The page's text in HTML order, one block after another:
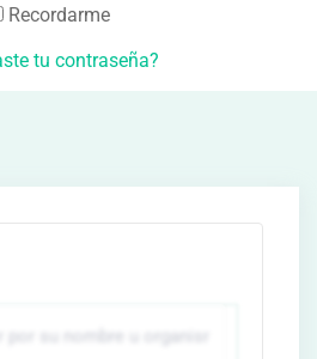
Recordarme
tu contraseña?